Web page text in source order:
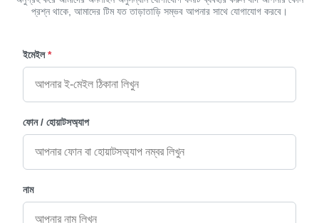
প্রশ্ন থাকে, আমাদের টিম যত তাড়াতাড়ি সম্ভব আপনার সাথে যোগাযোগ করবে।
ইমেইল *
ফোন / হোয়াটসঅ্যাপ
নাম